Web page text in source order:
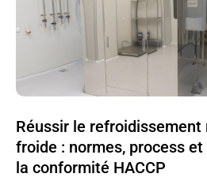
Réussir le refroidissement
froide : normes, process
la conformité HACCP